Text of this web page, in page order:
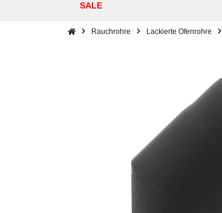
SALE
Rauchrohre Lackierte Ofenrohre